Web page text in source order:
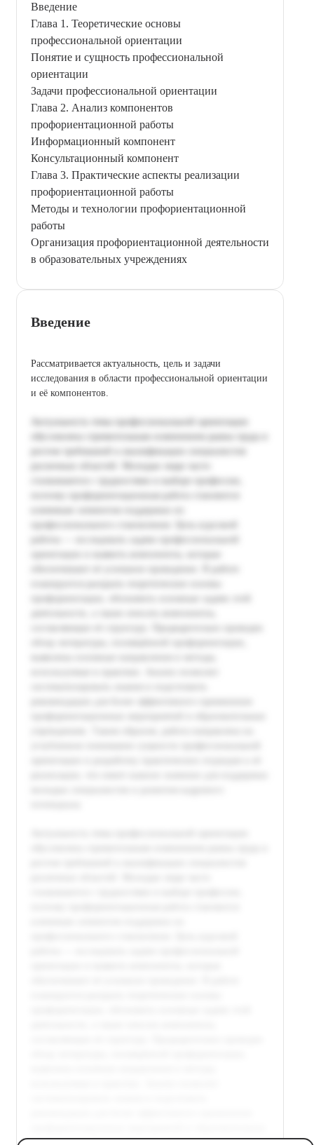
Введение
Глава 1. Теоретические основы
профессиональной ориентации
Понятие и сущность профессиональной
ориентации
Задачи профессиональной ориентации
Глава 2. Анализ компонентов
профориентационной работы
Информационный компонент
Консультационный компонент
Глава 3. Практические аспекты реализации
профориентационной работы
Методы и технологии профориентационной
работы
Организация профориентационной деятельности
в образовательных учреждениях
Введение
Рассматривается актуальность, цель и задачи
исследования в области профессиональной ориентации
и её компонентов.